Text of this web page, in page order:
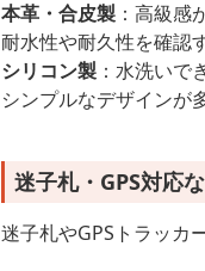
本革・合皮製 ：高級感
耐水性や耐久性を確認
シリコン製 ：水洗いで
シンプルなデザインが
迷子札・GPS対応
迷子札やGPSトラッカ